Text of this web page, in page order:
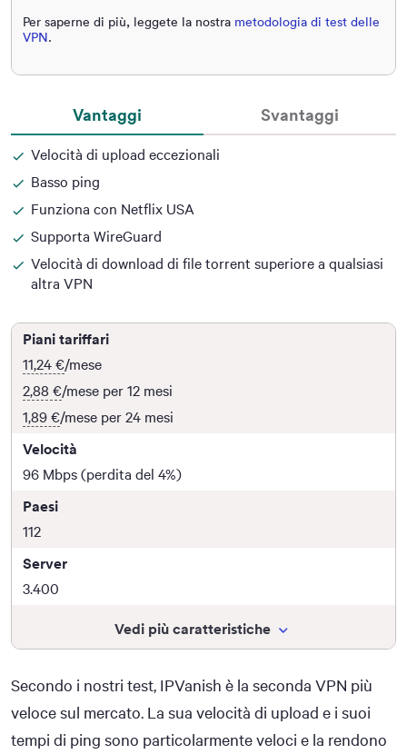
Per saperne di più, leggete la nostra metodologia di test delle
VPN.
Vantaggi
Velocità di upload eccezionali
Basso ping
Funziona con Netflix USA
Supporta WireGuard
Velocità di download di file torrent superiore a qualsiasi
altra VPN
Svantaggi
Piani tariffari
11,24 €/mese
2,88 €/mese per 12 mesi
1,89 €/mese per 24 mesi
Velocità
96 Mbps (perdita del 4%)
Paesi
112
Server
3.400
Vedi più caratteristiche
Secondo i nostri test, IPVanish è la seconda VPN più
veloce sul mercato. La sua velocità di upload e i suoi
tempi di ping sono particolarmente veloci e la rendono